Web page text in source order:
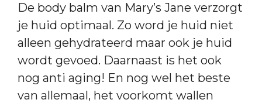
De body balm van Mary’s Jane verzorgt
je huid optimaal. Zo word je huid niet
alleen gehydrateerd maar ook je huid
wordt gevoed. Daarnaast is het ook
nog anti aging! En nog wel het beste
van allemaal, het voorkomt wallen